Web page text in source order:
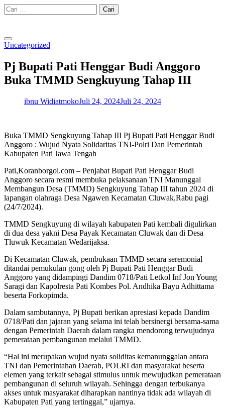
Skip
to
Cari
untuk:
Uncategorized
Pj Bupati Pati Henggar Budi Anggoro
Buka TMMD Sengkuyung Tahap III
ibnu WidiatmokoJuli 24, 2024Juli 24, 2024
Buka TMMD Sengkuyung Tahap III Pj Bupati Pati Henggar Budi
Anggoro : Wujud Nyata Solidaritas TNI-Polri Dan Pemerintah
Kabupaten Pati Jawa Tengah
Pati,Koranborgol.com – Penjabat Bupati Pati Henggar Budi
Anggoro secara resmi membuka pelaksanaan TNI Manunggal
Membangun Desa (TMMD) Sengkuyung Tahap III tahun 2024 di
lapangan olahraga Desa Ngawen Kecamatan Cluwak,Rabu pagi
(24/7/2024).
TMMD Sengkuyung di wilayah kabupaten Pati kembali digulirkan
di dua desa yakni Desa Payak Kecamatan Cluwak dan di Desa
Tluwuk Kecamatan Wedarijaksa.
Di Kecamatan Cluwak, pembukaan TMMD secara seremonial
ditandai pemukulan gong oleh Pj Bupati Pati Henggar Budi
Anggoro yang didampingi Dandim 0718/Pati Letkol Inf Jon Young
Saragi dan Kapolresta Pati Kombes Pol. Andhika Bayu Adhittama
beserta Forkopimda.
Dalam sambutannya, Pj Bupati berikan apresiasi kepada Dandim
0718/Pati dan jajaran yang selama ini telah bersinergi bersama-sama
dengan Pemerintah Daerah dalam rangka mendorong terwujudnya
pemerataan pembangunan melalui TMMD.
“Hal ini merupakan wujud nyata soliditas kemanunggalan antara
TNI dan Pemerintahan Daerah, POLRI dan masyarakat beserta
elemen yang terkait sebagai stimulus untuk mewujudkan pemerataan
pembangunan di seluruh wilayah. Sehingga dengan terbukanya
akses untuk masyarakat diharapkan nantinya tidak ada wilayah di
Kabupaten Pati yang tertinggal,” ujarnya.